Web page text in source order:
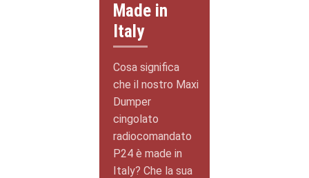
Made in
Italy
Cosa significa
che il nostro Maxi
Dumper
cingolato
radiocomandato
P24 è made in
Italy? Che la sua